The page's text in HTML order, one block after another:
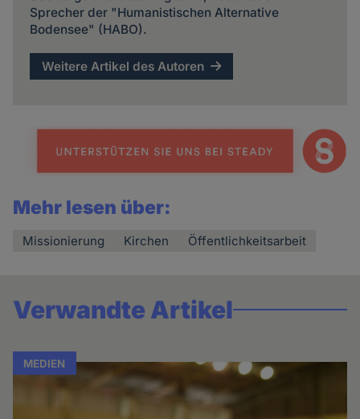
Sprecher der "Humanistischen Alternative
Bodensee" (HABO).
Weitere Artikel des Autoren
Mehr lesen über:
Missionierung Kirchen Öffentlichkeitsarbeit
Verwandte Artikel
MEDIEN